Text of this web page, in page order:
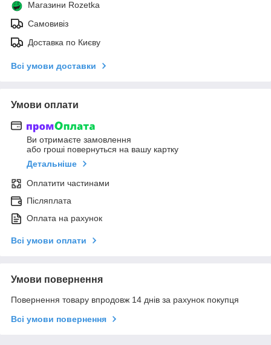
Магазини Rozetka
Самовивіз
Доставка по Києву
Всі умови доставки
Умови оплати
Ви отримаєте замовлення
або гроші повернуться на вашу картку
Детальніше
Оплатити частинами
Післяплата
Оплата на рахунок
Всі умови оплати
Умови повернення
Повернення товару впродовж 14 днів за рахунок покупця
Всі умови повернення